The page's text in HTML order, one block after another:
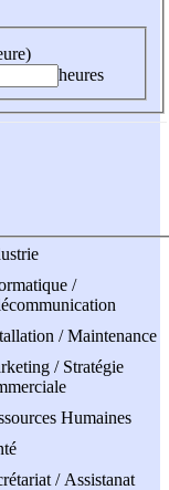
heures
/
/ Maintenance
/ Stratégie
Humaines
/ Assistanat